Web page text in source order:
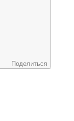
Поделиться